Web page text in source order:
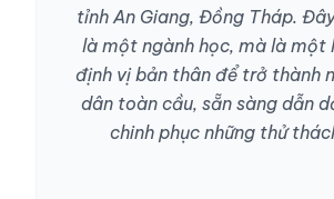
tỉnh An Giang, Đồng Tháp.
là một ngành học, mà là một
định vị bản thân để trở thành
dân toàn cầu, sẵn sàng dẫn
chinh phục những thử